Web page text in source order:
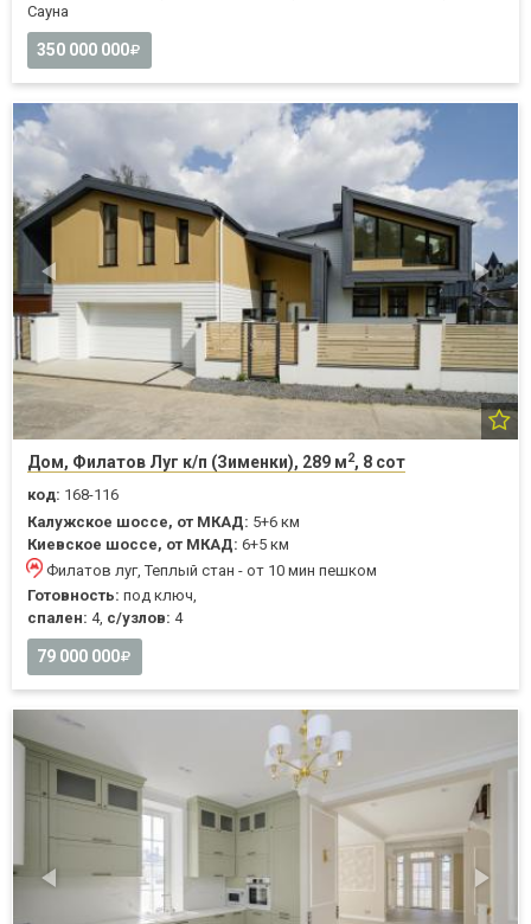
Cауна
350 000 000
Дом, Филатов Луг к/п (Зименки), 289 м2, 8 сот
код: 168-116
Калужское шоссе, от МКАД: 5+6 км
Киевское шоссе, от МКАД: 6+5 км
Филатов луг, Теплый стан - от 10 мин пешком
Готовность: под ключ,
спален: 4, с/узлов: 4
79 000 000